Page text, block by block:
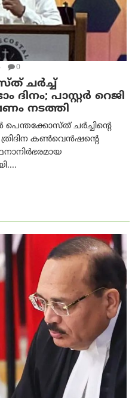
0
ചർച്ച്
പാസ്റ്റർ റെജി
നടത്തി
പെന്തക്കോസ്ത് ചർച്ചിന്റെ
ത്രിദിന കൺവെൻഷന്റെ